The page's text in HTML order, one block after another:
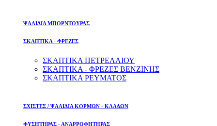
ΨΑΛΙΔΙΑ ΜΠΟΡΝΤΟΥΡΑΣ
ΣΚΑΠΤΙΚΑ - ΦΡΕΖΕΣ
ΣΚΑΠΤΙΚΑ ΠΕΤΡΕΛΑΙΟΥ
ΣΚΑΠΤΙΚΑ - ΦΡΕΖΕΣ ΒΕΝΖΙΝΗΣ
ΣΚΑΠΤΙΚΑ ΡΕΥΜΑΤΟΣ
ΣΧΙΣΤΕΣ / ΨΑΛΙΔΙΑ ΚΟΡΜΩΝ - ΚΛΑΔΩΝ
ΦΥΣΗΤΗΡΑΣ - ΑΝΑΡΡΟΦΗΤΗΡΑΣ